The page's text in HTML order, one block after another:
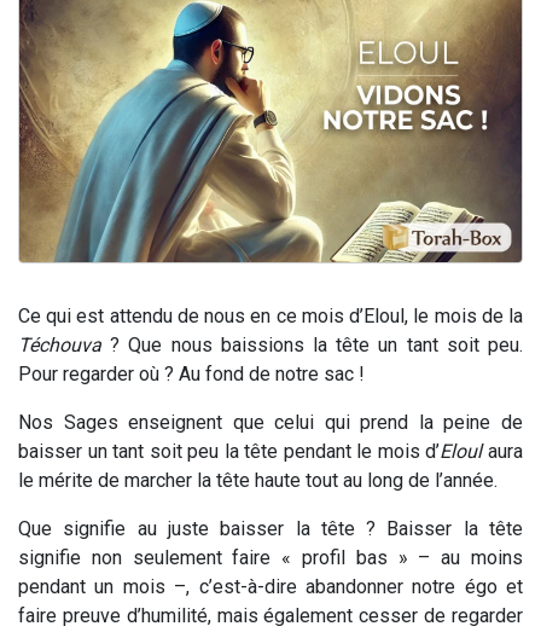
Il reste 49 places pour étudier en groupe sur Zoom
Eva vient de donner son Maasser
Eli vient de donner son Maasser
Ce qui est attendu de nous en ce mois d’Eloul, le mois de la
Téchouva? Que nous baissions la tête un tant soit peu.
Pour regarder où ? Au fond de notre sac !
Nos Sages enseignent que celui qui prend la peine de
baisser un tant soit peu la tête pendant le mois d’Eloulaura
le mérite de marcher la tête haute tout au long de l’année.
Que signifie au juste baisser la tête ? Baisser la tête
signifie non seulement faire « profil bas » – au moins
pendant un mois –, c’est-à-dire abandonner notre égo et
faire preuve d’humilité, mais également cesser de regarder